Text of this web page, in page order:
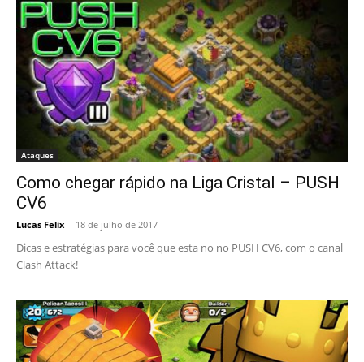
Ataques
Como chegar rápido na Liga Cristal – PUSH
CV6
Lucas Felix - 18 de julho de 2017
Dicas e estratégias para você que esta no no PUSH CV6, com o canal
Clash Attack!